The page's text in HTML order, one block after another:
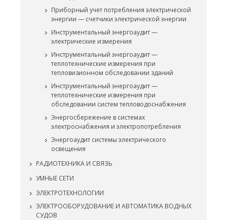
Приборный учет потребления электрической
энергии — счетчики электрической энергии
Инструментальный энергоаудит —
электрические измерения
Инструментальный энергоаудит —
теплотехнические измерения при
тепловизионном обследовании зданий
Инструментальный энергоаудит —
теплотехнические измерения при
обследовании систем тепловодоснабжения
Энергосбережение в системах
электроснабжения и электропотребления
Энергоаудит системы электрического
освещения
РАДИОТЕХНИКА И СВЯЗЬ
УМНЫЕ СЕТИ
ЭЛЕКТРОТЕХНОЛОГИИ
ЭЛЕКТРООБОРУДОВАНИЕ И АВТОМАТИКА ВОДНЫХ
СУДОВ